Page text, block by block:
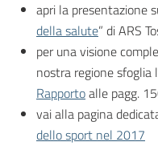
apri la presentazione
della salute” di ARS
per una visione
nostra regione sfoglia
Rapportoalle pagg.
vai alla pagina
dello sport nel 2017